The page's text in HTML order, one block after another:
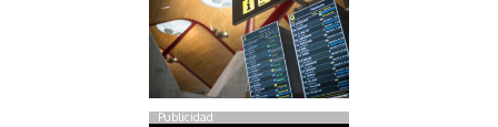
Publicidad